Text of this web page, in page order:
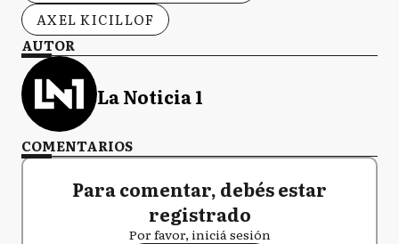
AXEL KICILLOF
AUTOR
La Noticia 1
COMENTARIOS
Para comentar, debés estar
registrado
Por favor, iniciá sesión